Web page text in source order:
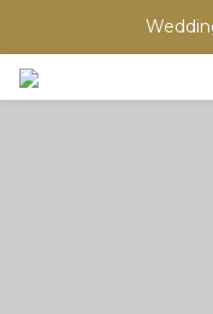
買滿任何酒類 六支
買滿任何酒類 六支